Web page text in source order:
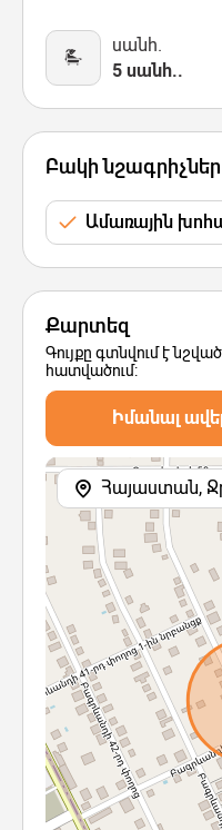
սանհ.
5 սանհ..
Բակի նշագրիչներ
Ամառային
Քարտեզ
Գույքը գտնվում է
հատվածում:
Իմանալ